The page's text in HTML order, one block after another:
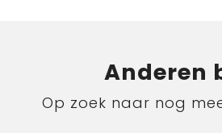
Anderen
Op zoek naar nog